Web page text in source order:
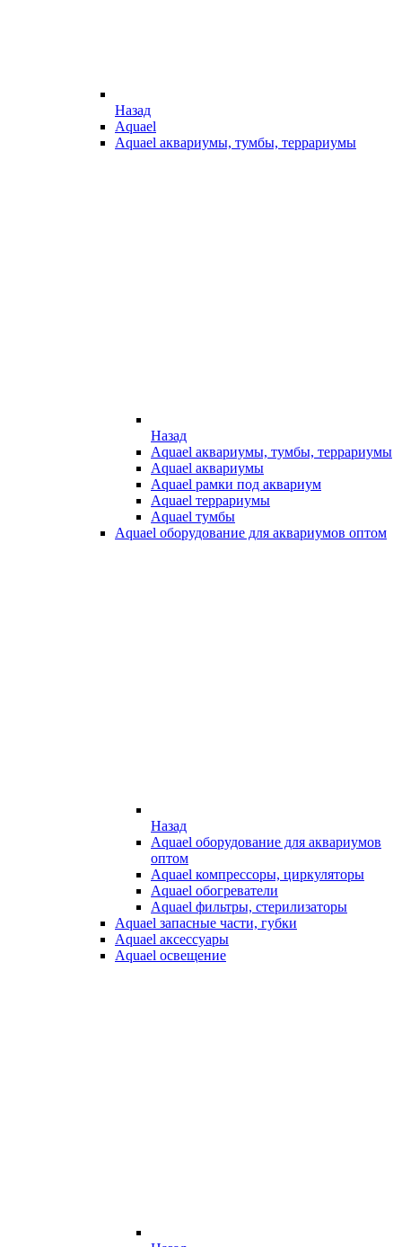
Назад
Aquael
Aquael аквариумы, тумбы, террариумы
Назад
Aquael аквариумы, тумбы, террариумы
Aquael аквариумы
Aquael рамки под аквариум
Aquael террариумы
Aquael тумбы
Aquael оборудование для аквариумов оптом
Назад
Aquael оборудование для аквариумов
оптом
Aquael компрессоры, циркуляторы
Aquael обогреватели
Aquael фильтры, стерилизаторы
Aquael запасные части, губки
Aquael аксессуары
Aquael освещение